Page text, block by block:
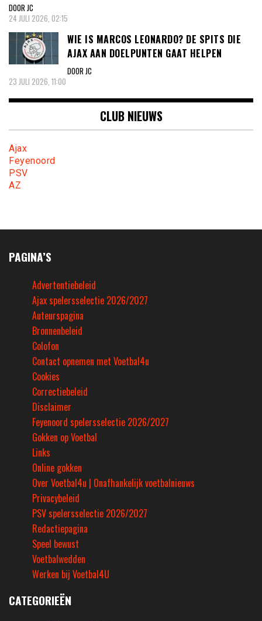
DOOR JC
24 JULI 2026, 02:15
WIE IS MARCOS LEONARDO? DE SPITS DIE
AJAX AAN DOELPUNTEN GAAT HELPEN
DOOR JC
23 JULI 2026, 11:00
CLUB NIEUWS
Ajax
Feyenoord
PSV
AZ
PAGINA’S
Advertentiebeleid
Ajax spelersselectie 2026/2027
Auteurspagina
Bronnenbeleid
Colofon
Contact opnemen met Voetbal4u
Cookies
Correctiebeleid
Disclaimer
Feyenoord spelersselectie 2026/2027
Gokken op Voetbal
Links
Online gokken
Over Voetbal4u | Onafhankelijk voetbalnieuws
Privacybeleid
PSV spelersselectie 2026/2027
Redactiepagina
Speel bewust
Voetbalwedden
Werken bij Voetbal4U
CATEGORIEËN